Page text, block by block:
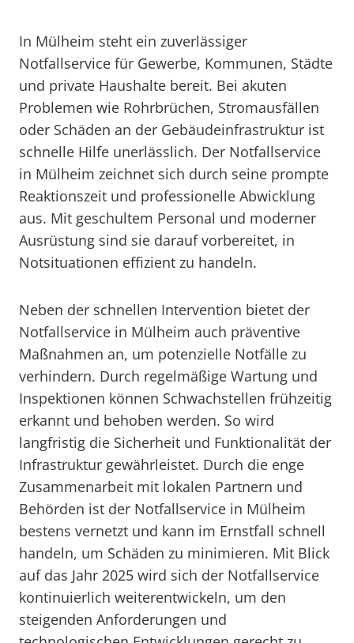
In Mülheim steht ein zuverlässiger
Notfallservice für Gewerbe, Kommunen, Städte
und private Haushalte bereit. Bei akuten
Problemen wie Rohrbrüchen, Stromausfällen
oder Schäden an der Gebäudeinfrastruktur ist
schnelle Hilfe unerlässlich. Der Notfallservice
in Mülheim zeichnet sich durch seine prompte
Reaktionszeit und professionelle Abwicklung
aus. Mit geschultem Personal und moderner
Ausrüstung sind sie darauf vorbereitet, in
Notsituationen effizient zu handeln.
Neben der schnellen Intervention bietet der
Notfallservice in Mülheim auch präventive
Maßnahmen an, um potenzielle Notfälle zu
verhindern. Durch regelmäßige Wartung und
Inspektionen können Schwachstellen frühzeitig
erkannt und behoben werden. So wird
langfristig die Sicherheit und Funktionalität der
Infrastruktur gewährleistet. Durch die enge
Zusammenarbeit mit lokalen Partnern und
Behörden ist der Notfallservice in Mülheim
bestens vernetzt und kann im Ernstfall schnell
handeln, um Schäden zu minimieren. Mit Blick
auf das Jahr 2025 wird sich der Notfallservice
kontinuierlich weiterentwickeln, um den
steigenden Anforderungen und